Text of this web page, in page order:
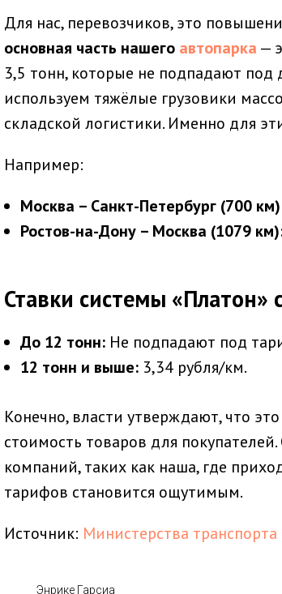
Для нас, перевозчиков, это
основная часть нашего автопарка —
3,5 тонн, которые не подпадают под
используем тяжёлые грузовики
складской логистики. Именно для
Например:
Москва – Санкт-Петербург (700
Ростов-на-Дону – Москва (1079
Ставки системы «Платон»
До 12 тонн: Не подпадают под
12 тонн и выше: 3,34 рубля/км.
Конечно, власти утверждают, что
стоимость товаров для
компаний, таких как наша, где
тарифов становится ощутимым.
Источник: Министерства
Энрике Гарсиа